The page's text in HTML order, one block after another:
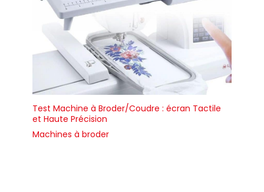
Test Machine à Broder/Coudre : écran Tactile
et Haute Précision
Machines à broder